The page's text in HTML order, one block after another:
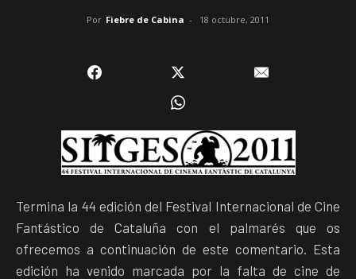
Por Fiebre de Cabina - 18 octubre, 2011
Termina la 44 edición del Festival Internacional de Cine
Fantástico de Cataluña con el palmarés que os
ofrecemos a continuación de este comentario. Esta
edición ha venido marcada por la falta de cine de